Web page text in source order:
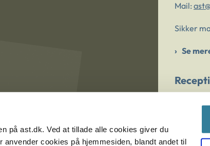
på ast.dk. Ved at tillade alle cookies giver du
cookies på hjemmesiden, blandt andet til
Mail:
Sikker
Se
Er